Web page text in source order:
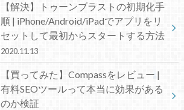
【解決】トゥーンブラストの初期化手
順 | iPhone/Android/iPadでアプリをリ
セットして最初からスタートする方法
2020.11.13
【買ってみた】Compassをレビュー |
有料SEOツールって本当に効果がある
のか検証